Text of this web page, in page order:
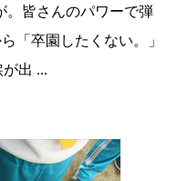
。皆さんのパワーで弾
「卒園したくない。」
出 ...